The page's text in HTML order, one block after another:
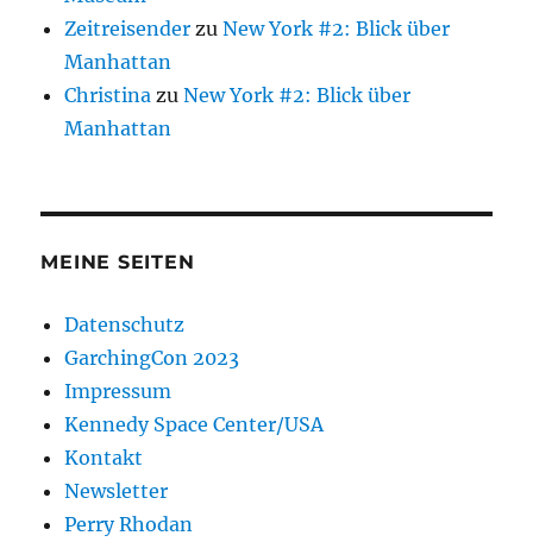
Zeitreisender zuNew York #2: Blick über
Manhattan
Christina zuNew York #2: Blick über
Manhattan
MEINE SEITEN
Datenschutz
GarchingCon 2023
Impressum
Kennedy Space Center/USA
Kontakt
Newsletter
Perry Rhodan